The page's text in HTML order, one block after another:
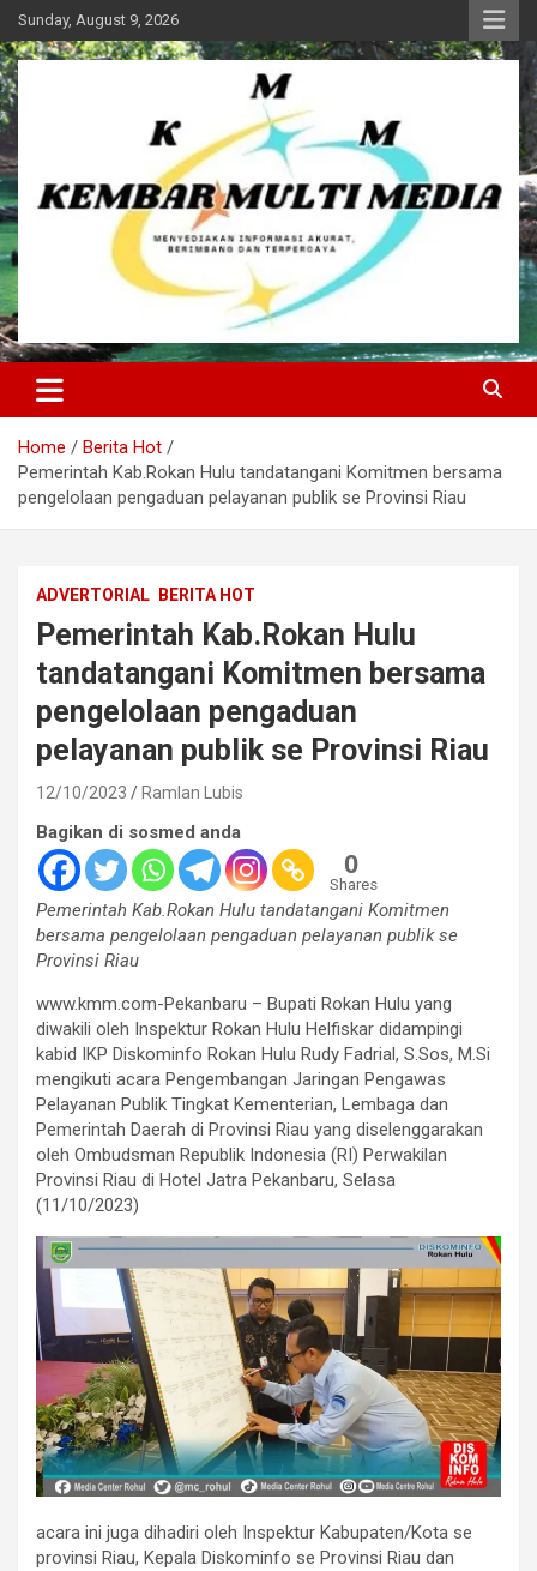
Skip
to
content
Sunday, August 9, 2026
Kembar Multi Media
Home
Berita Hot
Pemerintah Kab.Rokan Hulu tandatangani Komitmen bersama
pengelolaan pengaduan pelayanan publik se Provinsi Riau
ADVERTORIAL BERITA HOT
Pemerintah Kab.Rokan Hulu
tandatangani Komitmen bersama
pengelolaan pengaduan
pelayanan publik se Provinsi Riau
12/10/2023 Ramlan Lubis
Bagikan di sosmed anda
0
Shares
Pemerintah Kab.Rokan Hulu tandatangani Komitmen
bersama pengelolaan pengaduan pelayanan publik se
Provinsi Riau
www.kmm.com-Pekanbaru – Bupati Rokan Hulu yang
diwakili oleh Inspektur Rokan Hulu Helfiskar didampingi
kabid IKP Diskominfo Rokan Hulu Rudy Fadrial, S.Sos, M.Si
mengikuti acara Pengembangan Jaringan Pengawas
Pelayanan Publik Tingkat Kementerian, Lembaga dan
Pemerintah Daerah di Provinsi Riau yang diselenggarakan
oleh Ombudsman Republik Indonesia (RI) Perwakilan
Provinsi Riau di Hotel Jatra Pekanbaru, Selasa
(11/10/2023)
acara ini juga dihadiri oleh Inspektur Kabupaten/Kota se
provinsi Riau, Kepala Diskominfo se Provinsi Riau dan